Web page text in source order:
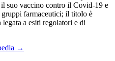
suo vaccino contro il Covid-19 e
farmaceutici; il titolo è
a esiti regolatori e di
→